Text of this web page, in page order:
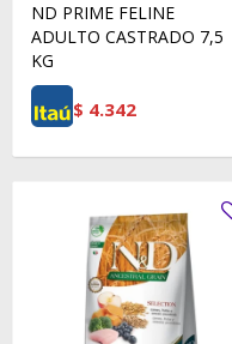
ND PRIME FELINE
ADULTO CASTRADO 7,5
KG
$ 4.342